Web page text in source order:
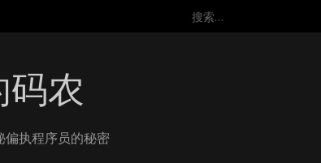
搜
农
偏执程序员的秘密